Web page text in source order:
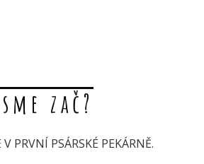
zač?
V PRVNÍ PSÁRSKÉ PEKÁRNĚ.